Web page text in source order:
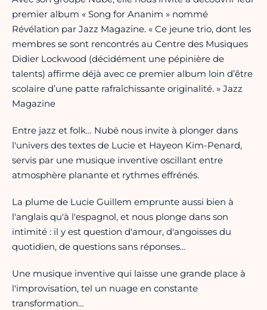
premier album « Song for Ananim » nommé
Révélation par Jazz Magazine. « Ce jeune trio, dont les
membres se sont rencontrés au Centre des Musiques
Didier Lockwood (décidément une pépinière de
talents) affirme déjà avec ce premier album loin d’être
scolaire d’une patte rafraîchissante originalité. » Jazz
Magazine
Entre jazz et folk… Nubë nous invite à plonger dans
l'univers des textes de Lucie et Hayeon Kim-Penard,
servis par une musique inventive oscillant entre
atmosphère planante et rythmes effrénés.
La plume de Lucie Guillem emprunte aussi bien à
l'anglais qu'à l'espagnol, et nous plonge dans son
intimité : il y est question d'amour, d'angoisses du
quotidien, de questions sans réponses…
Une musique inventive qui laisse une grande place à
l'improvisation, tel un nuage en constante
transformation…